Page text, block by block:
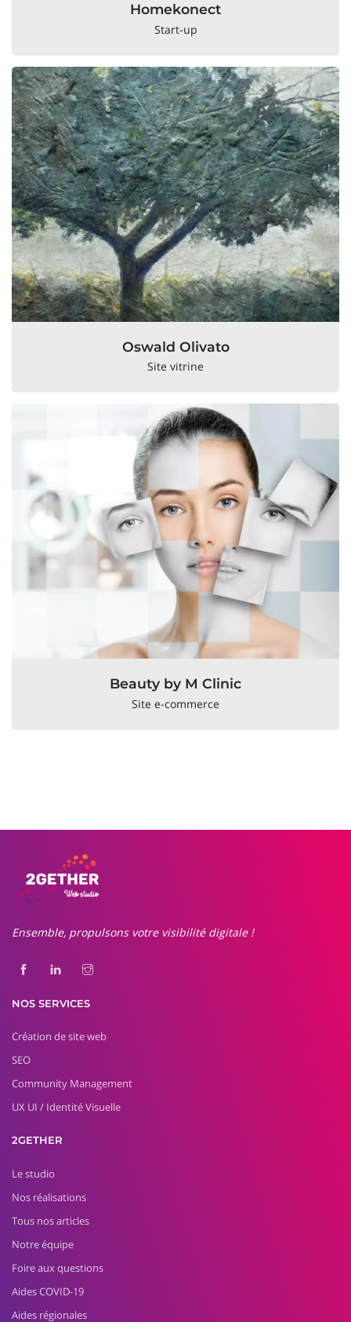
Homekonect
Start-up
Oswald Olivato
Site vitrine
Beauty by M Clinic
Site e-commerce
Ensemble, propulsons votre visibilité digitale !
NOS SERVICES
Création de site web
SEO
Community Management
UX UI / Identité Visuelle
2GETHER
Le studio
Nos réalisations
Tous nos articles
Notre équipe
Foire aux questions
Aides COVID-19
Aides régionales